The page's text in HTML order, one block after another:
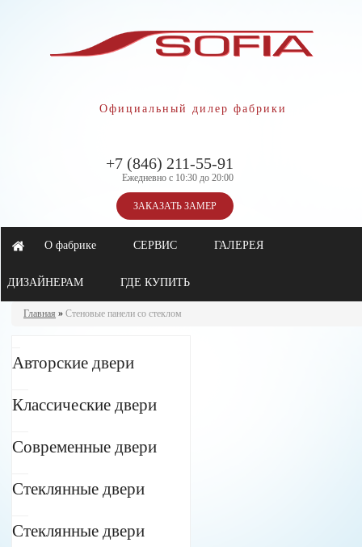
Официальный дилер фабрики
+7 (846) 211-55-91
Ежедневно с 10:30 до 20:00
ЗАКАЗАТЬ ЗАМЕР
О фабрике СЕРВИС ГАЛЕРЕЯ
ДИЗАЙНЕРАМ ГДЕ КУПИТЬ
Главная » Стеновые панели со стеклом
Авторские двери
Классические двери
Современные двери
Стеклянные двери
Стеклянные двери